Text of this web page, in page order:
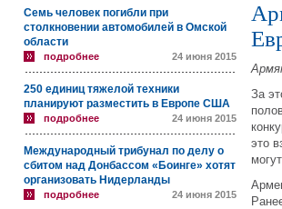
Семь человек погибли при
столкновении автомобилей в Омской
области
подробнее 24 июня 2015
250 единиц тяжелой техники
планируют разместить в Европе США
подробнее 24 июня 2015
Международный трибунал по делу о
сбитом над Донбассом «Боинге» хотят
организовать Нидерланды
подробнее 24 июня 2015
За
это